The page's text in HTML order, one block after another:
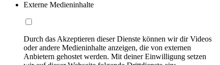
Externe Medieninhalte
Durch das Akzeptieren dieser Dienste können wir dir Videos
oder andere Medieninhalte anzeigen, die von externen
Anbietern gehostet werden. Mit deiner Einwilligung setzen